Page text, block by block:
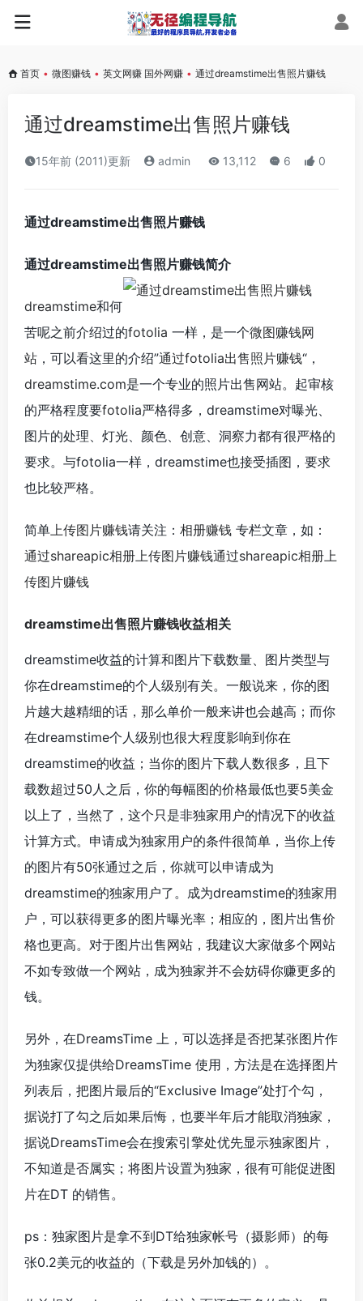
首页 • 微图赚钱 • 英文网赚 国外网赚 • 通过dreamstime出售照片赚钱
通过dreamstime出售照片赚钱
15年前 (2011)更新 admin 13,112 6 0
通过dreamstime出售照片赚钱
通过dreamstime出售照片赚钱简介
dreamstime和何
苦呢之前介绍过的fotolia 一样，是一个微图赚钱网
站 ，可以看这里的介绍”通过fotolia出售照片赚钱“，
dreamstime.com是一个专业的照片出售网站。起审核
的严格程度要fotolia严格得多，dreamstime对曝光、
图片的处理、灯光、颜色、创意、洞察力都有很严格的
要求。与fotolia一样，dreamstime也接受插图，要求
也比较严格。
简单上传图片赚钱请关注： 相册赚钱 专栏文章，如：
通过shareapic相册上传图片赚钱通过shareapic相册上
传图片赚钱
dreamstime出售照片赚钱收益相关
dreamstime收益的计算和图片下载数量、图片类型与
你在dreamstime的个人级别有关。一般说来，你的图
片越大越精细的话，那么单价一般来讲也会越高；而你
在dreamstime个人级别也很大程度影响到你在
dreamstime的收益；当你的图片下载人数很多，且下
载数超过50人之后，你的每幅图的价格最低也要5美金
以上了，当然了，这个只是非独家用户的情况下的收益
计算方式。申请成为独家用户的条件很简单，当你上传
的图片有50张通过之后，你就可以申请成为
dreamstime的独家用户了。成为dreamstime的独家用
户，可以获得更多的图片曝光率；相应的，图片出售价
格也更高。对于图片出售网站，我建议大家做多个网站
不如专致做一个网站，成为独家并不会妨碍你赚更多的
钱。
另外，在DreamsTime 上，可以选择是否把某张图片作
为独家仅提供给DreamsTime 使用，方法是在选择图片
列表后，把图片最后的“Exclusive Image”处打个勾，
据说打了勾之后如果后悔，也要半年后才能取消独家，
据说DreamsTime会在搜索引擎处优先显示独家图片，
不知道是否属实；将图片设置为独家，很有可能促进图
片在DT 的销售。
ps：独家图片是拿不到DT给独家帐号（摄影师）的每
张0.2美元的收益的（下载是另外加钱的）。